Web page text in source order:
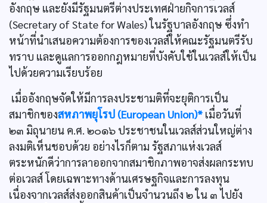
อังกฤษ และยังมีรัฐมนตรีต่างประเทศฝ่ายกิจการเวลส์
(Secretary of State for Wales) ในรัฐบาลอังกฤษ ซึ่งทำ
หน้าที่นำเสนอความต้องการของเวลส์ให้คณะรัฐมนตรีรับ
ทราบ และดูแลการออกกฎหมายที่บังคับใช้ในเวลส์ให้เป็น
ไปด้วยความเรียบร้อย
เมื่ออังกฤษจัดให้มีการลงประชามติที่จะยุติการเป็น
สมาชิกของสหภาพยุโรป (European Union)* เมื่อวันที่
๒๓ มิถุนายน ค.ศ. ๒๐๑๖ ประชาชนในเวลส์ส่วนใหญ่ต่าง
ลงมติเห็นชอบด้วย อย่างไรก็ตาม รัฐสภาแห่งเวลส์
ตระหนักดีว่าการลาออกจากสมาชิกภาพอาจส่งผลกระทบ
ต่อเวลส์ โดยเฉพาะทางด้านเศรษฐกิจและการลงทุน
เนื่องจากเวลส์ส่งออกสินค้าเป็นจำนวนถึง ๒ ใน ๓ ไปยัง